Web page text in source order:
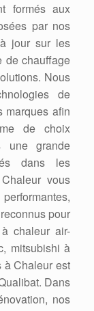
formés aux
par nos
jour sur les
de chauffage
Nous
de
marques afin
de choix
une grande
dans les
vous
pour
chaleur air-
mitsubishi à
Chaleur est
Dans
nos